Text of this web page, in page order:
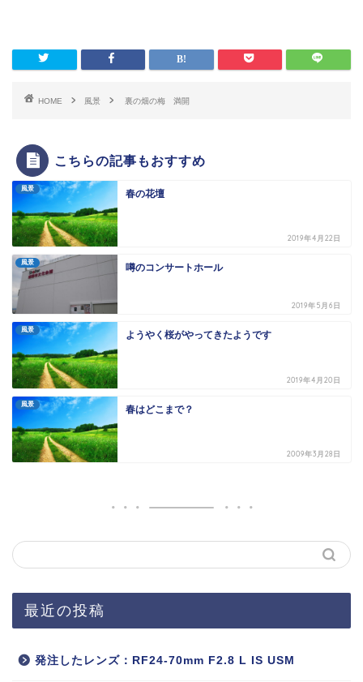
HOME 風景 裏の畑の梅 満開
こちらの記事もおすすめ
風景 春の花壇
2019年4月22日
風景 噂のコンサートホール
2019年5月6日
風景 ようやく桜がやってきたようです
2019年4月20日
風景 春はどこまで？
2009年3月28日
最近の投稿
発注したレンズ：RF24-70mm F2.8 L IS USM